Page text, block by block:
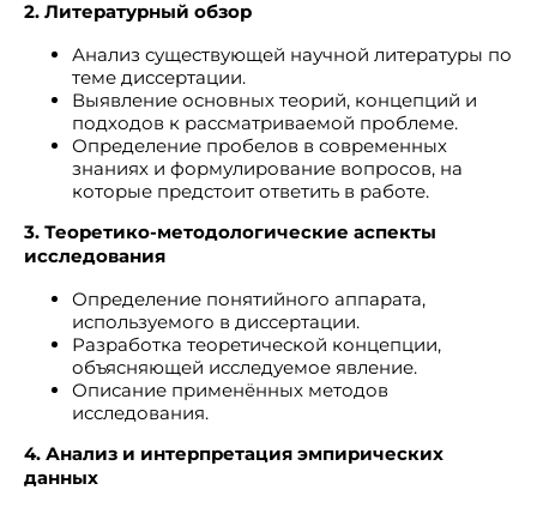
2. Литературный обзор
Анализ существующей научной литературы по
теме диссертации.
Выявление основных теорий, концепций и
подходов к рассматриваемой проблеме.
Определение пробелов в современных
знаниях и формулирование вопросов, на
которые предстоит ответить в работе.
3. Теоретико-методологические аспекты
исследования
Определение понятийного аппарата,
используемого в диссертации.
Разработка теоретической концепции,
объясняющей исследуемое явление.
Описание применённых методов
исследования.
4. Анализ и интерпретация эмпирических
данных